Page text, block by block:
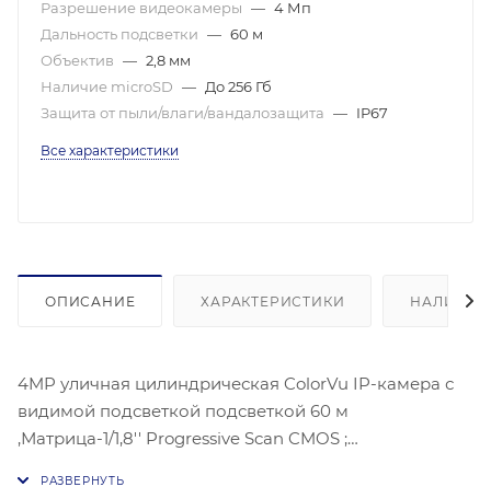
Разрешение видеокамеры — 4 Мп
Дальность подсветки — 60 м
Объектив — 2,8 мм
Наличие microSD — До 256 Гб
Защита от пыли/влаги/вандалозащита — IP67
Все характеристики
ОПИСАНИЕ ХАРАКТЕРИСТИКИ НАЛИЧИЕ
4MP уличная цилиндрическая ColorVu IP-камера с
видимой подсветкой подсветкой 60 м
,Матрица-1/1,8'' Progressive Scan CMOS ;